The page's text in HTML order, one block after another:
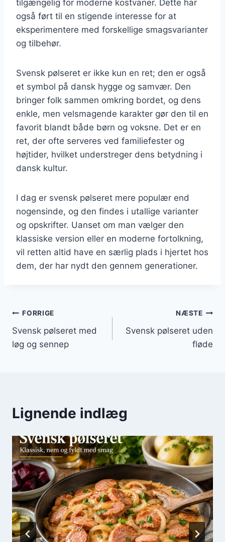
tilgængelig for moderne kostvaner. Dette har
også ført til en stigende interesse for at
eksperimentere med forskellige smagsvarianter
og tilbehør.
Svensk pølseret er ikke kun en ret; den er også
et symbol på dansk hygge og samvær. Den
bringer folk sammen omkring bordet, og dens
enkle, men velsmagende karakter gør den til en
favorit blandt både børn og voksne. Det er en
ret, der ofte serveres ved familiefester og
højtider, hvilket understreger dens betydning i
dansk kultur.
I dag er svensk pølseret mere populær end
nogensinde, og den findes i utallige varianter
og opskrifter. Uanset om man vælger den
klassiske version eller en moderne fortolkning,
vil retten altid have en særlig plads i hjertet hos
dem, der har nydt den gennem generationer.
Indlægsnavigation
FORRIGE
Svensk pølseret med
løg og sennep
NÆSTE
Svensk pølseret uden
fløde
Lignende indlæg